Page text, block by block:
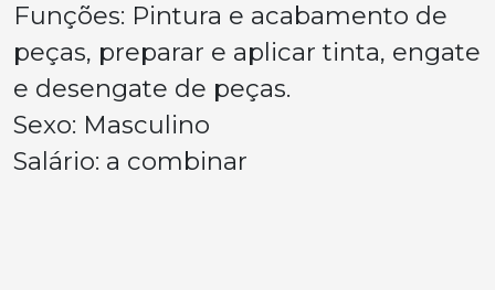
Funções: Pintura e acabamento de
peças, preparar e aplicar tinta, engate
e desengate de peças.
Sexo: Masculino
Salário: a combinar